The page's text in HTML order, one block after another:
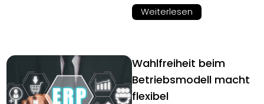
Weiterlesen
Wahlfreiheit beim
Betriebsmodell macht
flexibel